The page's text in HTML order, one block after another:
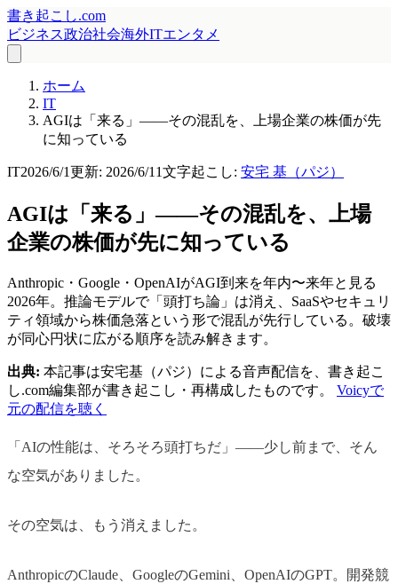
書き起こし.com
ビジネス政治社会海外ITエンタメ
ホーム
IT
AGIは「来る」——その混乱を、上場企業の株価が先
に知っている
IT2026/6/1更新: 2026/6/11文字起こし: 安宅 基（パジ）
AGIは「来る」——その混乱を、上場
企業の株価が先に知っている
Anthropic・Google・OpenAIがAGI到来を年内〜来年と見る
2026年。推論モデルで「頭打ち論」は消え、SaaSやセキュリ
ティ領域から株価急落という形で混乱が先行している。破壊
が同心円状に広がる順序を読み解きます。
出典: 本記事は安宅基（パジ）による音声配信を、書き起こ
し.com編集部が書き起こし・再構成したものです。
Voicyで
元の配信を聴く
「AIの性能は、そろそろ頭打ちだ」——少し前まで、そん
な空気がありました。
その空気は、もう消えました。
AnthropicのClaude、GoogleのGemini、OpenAIのGPT。開発競